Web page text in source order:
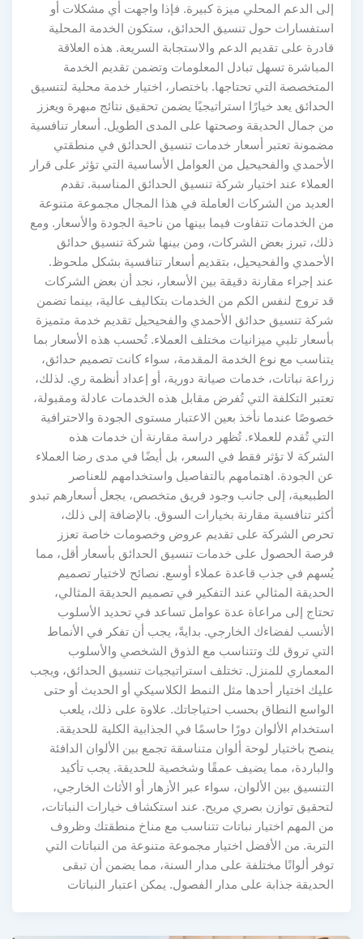
إلى الدعم المحلي ميزة كبيرة. فإذا واجهت أي مشكلات أو
استفسارات حول تنسيق الحدائق، ستكون الخدمة المحلية
قادرة على تقديم الدعم والاستجابة السريعة. هذه العلاقة
المباشرة تسهل تبادل المعلومات وتضمن تقديم الخدمة
المتخصصة التي تحتاجها. باختصار، اختيار خدمة محلية لتنسيق
الحدائق يعد خيارًا استراتيجيًا يضمن تحقيق نتائج مبهرة ويعزز
من جمال الحديقة وصحتها على المدى الطويل. أسعار تنافسية
مضمونة تعتبر أسعار خدمات تنسيق الحدائق في منطقتي
الأحمدي والفحيحيل من العوامل الأساسية التي تؤثر على قرار
العملاء عند اختيار شركة تنسيق الحدائق المناسبة. تقدم
العديد من الشركات العاملة في هذا المجال مجموعة متنوعة
من الخدمات تتفاوت فيما بينها من ناحية الجودة والأسعار. ومع
ذلك، تبرز بعض الشركات، ومن بينها شركة تنسيق حدائق
الأحمدي والفحيحيل، بتقديم أسعار تنافسية بشكل ملحوظ.
عند إجراء مقارنة دقيقة بين الأسعار، نجد أن بعض الشركات
قد تروج لنفس الكم من الخدمات بتكاليف عالية، بينما تضمن
شركة تنسيق حدائق الأحمدي والفحيحيل تقديم خدمة متميزة
بأسعار تلبي ميزانيات مختلف العملاء. تُحسب هذه الأسعار بما
يتناسب مع نوع الخدمة المقدمة، سواء كانت تصميم حدائق،
زراعة نباتات، خدمات صيانة دورية، أو إعداد أنظمة ري. لذلك،
تعتبر التكلفة التي تُفرض مقابل هذه الخدمات عادلة ومقبولة،
خصوصًا عندما نأخذ بعين الاعتبار مستوى الجودة والاحترافية
التي تُقدم للعملاء. تُظهر دراسة مقارنة أن خدمات هذه
الشركة لا تؤثر فقط في السعر، بل أيضًا في مدى رضا العملاء
عن الجودة. اهتمامهم بالتفاصيل واستخدامهم للعناصر
الطبيعية، إلى جانب وجود فريق متخصص، يجعل أسعارهم تبدو
أكثر تنافسية مقارنة بخيارات السوق. بالإضافة إلى ذلك،
تحرص الشركة على تقديم عروض وخصومات خاصة تعزز
فرصة الحصول على خدمات تنسيق الحدائق بأسعار أقل، مما
يُسهم في جذب قاعدة عملاء أوسع. نصائح لاختيار تصميم
الحديقة المثالي عند التفكير في تصميم الحديقة المثالي،
تحتاج إلى مراعاة عدة عوامل تساعد في تحديد الأسلوب
الأنسب لفضاءك الخارجي. بدايةً، يجب أن تفكر في الأنماط
التي تروق لك وتتناسب مع الذوق الشخصي والأسلوب
المعماري للمنزل. تختلف استراتيجيات تنسيق الحدائق، ويجب
عليك اختيار أحدها مثل النمط الكلاسيكي أو الحديث أو حتى
الواسع النطاق بحسب احتياجاتك. علاوة على ذلك، يلعب
استخدام الألوان دورًا حاسمًا في الجذابية الكلية للحديقة.
ينصح باختيار لوحة ألوان متناسقة تجمع بين الألوان الدافئة
والباردة، مما يضيف عمقًا وشخصية للحديقة. يجب تأكيد
التنسيق بين الألوان، سواء عبر الأزهار أو الأثاث الخارجي،
لتحقيق توازن بصري مريح. عند استكشاف خيارات النباتات،
من المهم اختيار نباتات تتناسب مع مناخ منطقتك وظروف
التربة. من الأفضل اختيار مجموعة متنوعة من النباتات التي
توفر ألوانًا مختلفة على مدار السنة، مما يضمن أن تبقى
الحديقة جذابة على مدار الفصول. يمكن اعتبار النباتات